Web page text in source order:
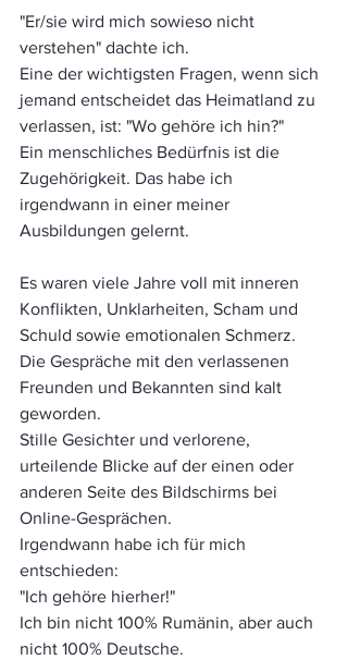
"Er/sie wird mich sowieso nicht
verstehen" dachte ich.
Eine der wichtigsten Fragen, wenn sich
jemand entscheidet das Heimatland zu
verlassen, ist: "Wo gehöre ich hin?"
Ein menschliches Bedürfnis ist die
Zugehörigkeit. Das habe ich
irgendwann in einer meiner
Ausbildungen gelernt.
Es waren viele Jahre voll mit inneren
Konflikten, Unklarheiten, Scham und
Schuld sowie emotionalen Schmerz.
Die Gespräche mit den verlassenen
Freunden und Bekannten sind kalt
geworden.
Stille Gesichter und verlorene,
urteilende Blicke auf der einen oder
anderen Seite des Bildschirms bei
Online-Gesprächen.
Irgendwann habe ich für mich
entschieden:
"Ich gehöre hierher!"
Ich bin nicht 100% Rumänin, aber auch
nicht 100% Deutsche.